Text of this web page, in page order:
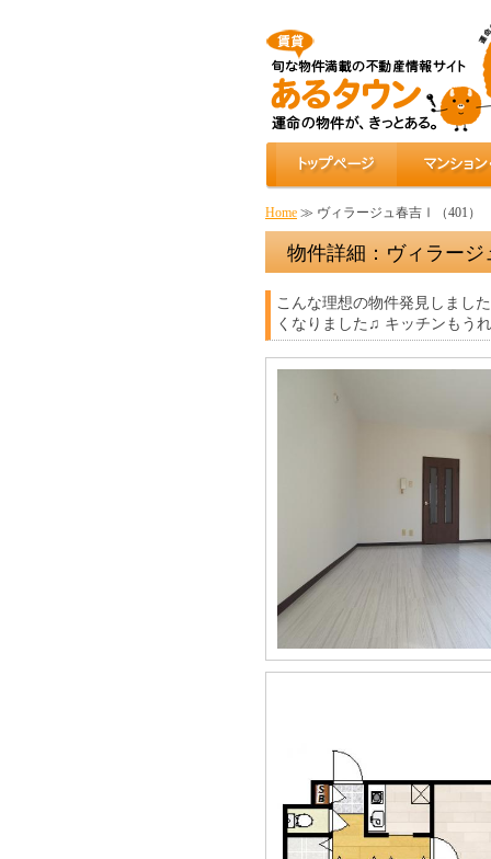
Home ≫ ヴィラージュ春吉Ⅰ（401）
物件詳細：ヴィラー
こんな理想の物件発見しまし
くなりました♫ キッチンもう